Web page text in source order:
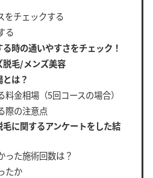
をチェックする
る
時の通いやすさをチェック！
脱毛/メンズ美容
は？
料金相場（5回コースの場合）
際の注意点
に関するアンケートをした結
った施術回数は？
たか